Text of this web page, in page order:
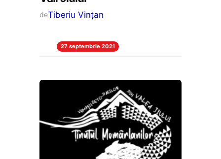
deTiberiu Vințan
27 septembrie 2021